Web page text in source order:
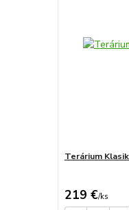
Terárium
219 €/ks